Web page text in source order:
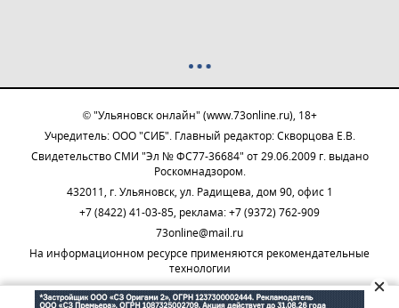
© "Ульяновск онлайн" (www.73online.ru), 18+
Учредитель: ООО "СИБ". Главный редактор: Скворцова Е.В.
Свидетельство СМИ "Эл № ФС77-36684" от 29.06.2009 г. выдано
Роскомнадзором.
432011, г. Ульяновск, ул. Радищева, дом 90, офис 1
+7 (8422) 41-03-85, реклама: +7 (9372) 762-909
73online@mail.ru
На информационном ресурсе применяются рекомендательные
технологии